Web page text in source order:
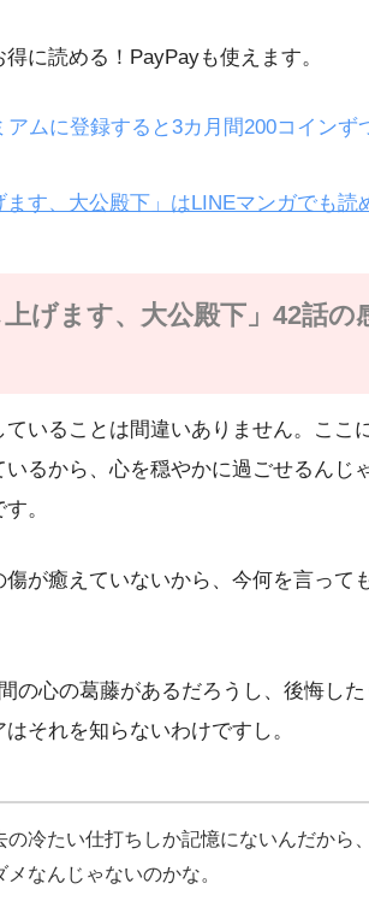
に読める！PayPayも使えます。
アムに登録すると3カ月間200コインず
す、大公殿下」はLINEマンガでも読
上げます、大公殿下」42話
いることは間違いありません。ここ
るから、心を穏やかに過ごせるんじ
。
が癒えていないから、今何を言って
の心の葛藤があるだろうし、後悔し
それを知らないわけですし。
の冷たい仕打ちしか記憶にないんだから
メなんじゃないのかな。